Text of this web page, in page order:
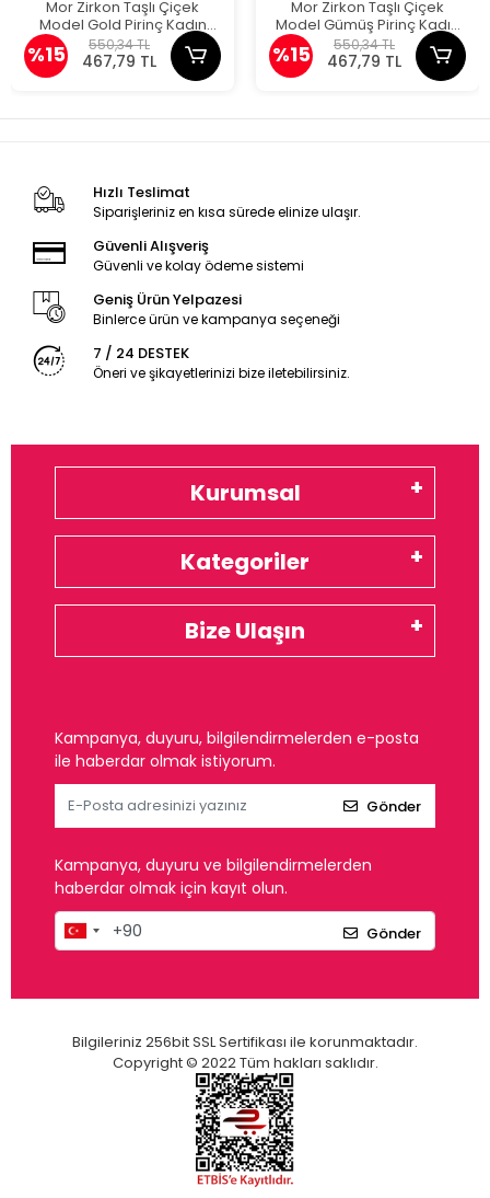
Mor Zirkon Taşlı Çiçek
Model Gold Pirinç Kadın
Bileklik
%15 550,34 TL
467,79 TL
Mor Zirkon Taşlı Çiçek
Model Gümüş Pirinç Kadın
Bileklik
%15 550,34 TL
467,79 TL
Hızlı Teslimat
Siparişleriniz en kısa sürede elinize ulaşır.
Güvenli Alışveriş
Güvenli ve kolay ödeme sistemi
Geniş Ürün Yelpazesi
Binlerce ürün ve kampanya seçeneği
7 / 24 DESTEK
Öneri ve şikayetlerinizi bize iletebilirsiniz.
Kurumsal
Kategoriler
Bize Ulaşın
Kampanya, duyuru, bilgilendirmelerden e-posta
ile haberdar olmak istiyorum.
Gönder
Kampanya, duyuru ve bilgilendirmelerden
haberdar olmak için kayıt olun.
Gönder
Bilgileriniz 256bit SSL Sertifikası ile korunmaktadır.
Copyright © 2022 Tüm hakları saklıdır.